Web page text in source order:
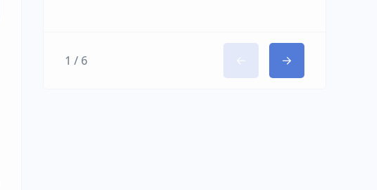
1 / 6